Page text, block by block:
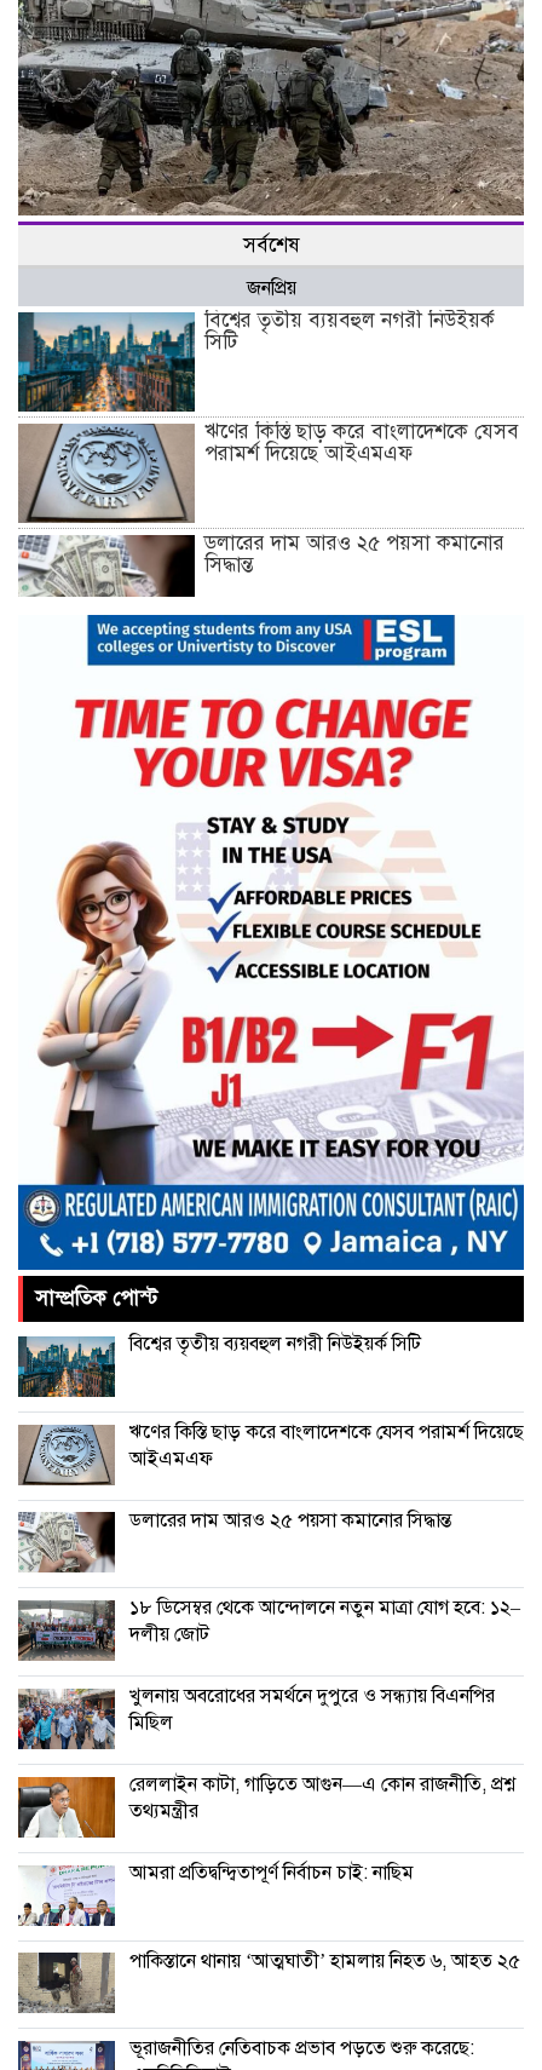
হামাসের হামলায় ইসরায়েলের ব্যাটালিয়ন কমান্ডারসহ ১০ সেনা নিহত
সর্বশেষ
জনপ্রিয়
বিশ্বের তৃতীয় ব্যয়বহুল নগরী নিউইয়র্ক
সিটি
ঋণের কিস্তি ছাড় করে বাংলাদেশকে যেসব
পরামর্শ দিয়েছে আইএমএফ
ডলারের দাম আরও ২৫ পয়সা কমানোর
সিদ্ধান্ত
১৮ ডিসেম্বর থেকে আন্দোলনে নতুন মাত্রা
খুলনায় অবরোধের সমর্থনে দুপুরে ও
সন্ধ্যায় বিএনপির মিছিল
রেললাইন কাটা, গাড়িতে আগুন—এ
কোন রাজনীতি, প্রশ্ন তথ্যমন্ত্রীর
আমরা প্রতিদ্বন্দ্বিতাপূর্ণ নির্বাচন চাই: না‌ছিম
পাকিস্তানে থানায় ‘আত্মঘাতী’ হামলায়
নিহত ৬, আহত ২৫
ভূরাজনীতির নেতিবাচক প্রভাব পড়তে শুরু
করেছে: এফবিসিসিআই
চীনের বেল্ট অ্যান্ড রোড উদ্যোগে আর
থাকছে না ইতালি
সাম্প্রতিক পোস্ট
বিশ্বের তৃতীয় ব্যয়বহুল নগরী নিউইয়র্ক সিটি
ঋণের কিস্তি ছাড় করে বাংলাদেশকে যেসব পরামর্শ দিয়েছে
আইএমএফ
ডলারের দাম আরও ২৫ পয়সা কমানোর সিদ্ধান্ত
১৮ ডিসেম্বর থেকে আন্দোলনে নতুন মাত্রা যোগ হবে: ১২–
দলীয় জোট
খুলনায় অবরোধের সমর্থনে দুপুরে ও সন্ধ্যায় বিএনপির
মিছিল
রেললাইন কাটা, গাড়িতে আগুন—এ কোন রাজনীতি, প্রশ্ন
তথ্যমন্ত্রীর
আমরা প্রতিদ্বন্দ্বিতাপূর্ণ নির্বাচন চাই: না‌ছিম
পাকিস্তানে থানায় ‘আত্মঘাতী’ হামলায় নিহত ৬, আহত ২৫
ভূরাজনীতির নেতিবাচক প্রভাব পড়তে শুরু করেছে: